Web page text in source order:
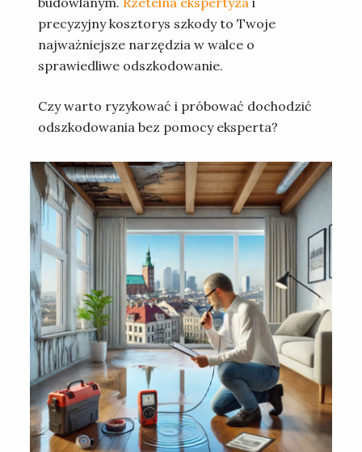
precyzyjny kosztorys szkody to Twoje
najważniejsze narzędzia w walce o
sprawiedliwe odszkodowanie.
Czy warto ryzykować i próbować dochodzić
odszkodowania bez pomocy eksperta?